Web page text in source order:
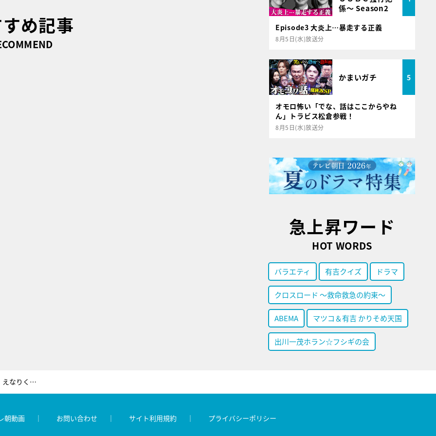
め記事
係～ Season2
Episode3 大炎上…暴走する正義
8月5日(水)放送分
かまいガチ 5
オモロ怖い「でな、話はここからやね
ん」トラビス松倉参戦！
8月5日(水)放送分
急上昇ワード
HOT WORDS
バラエティ 有吉クイズ ドラマ
クロスロード ～救命救急の約束～
ABEMA マツコ＆有吉 かりそめ天国
出川一茂ホラン☆フシギの会
まゆゆの名演を再び！『サヨナラ、えなりくん』5話分を2日間限定で無料配信
朝動画 お問い合わせ サイト利用規約 プライバシーポリシー